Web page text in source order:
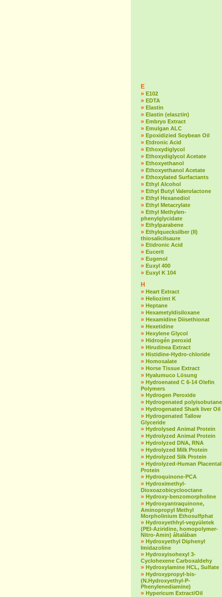
E
» E102
» EDTA
» Elastin
» Elastin (elasztin)
» Embryo Extract
» Emulgan ALC
» Epoxidizied Soybean Oil
» Etdronic Acid
» Ethoxydiglycol
» Ethoxydiglycol Acetate
» Ethoxyethanol
» Ethoxyethanol Acetate
» Ethoxylated Surfactants
» Ethyl Alcohol
» Ethyl Butyl Valerolactone
» Ethyl Hexanediol
» Ethyl Metacrylate
» Ethyl Methylen-
phenylglycidate
» Ethylparabene
» Ethylquecksilber (II)
thiosalicilsaure
» Etidronic Acid
» Eucerit
» Eugenol
» Euxyl 400
» Euxyl K 104
H
» Heart Extract
» Heliozimt K
» Heptane
» Hexametyldisiloxane
» Hexamidine Diisethionat
» Hexetidine
» Hexylene Glycol
» Hidrogén peroxid
» Hirudinea Extract
» Histidine-Hydro-chloride
» Homosalate
» Horse Tissue Extract
» Hyalumuco Lösung
» Hydroenated C 6-14 Olefin
Polymers
» Hydrogen Peroxide
» Hydrogenated polyisobutane
» Hydrogenated Shark liver Oil
» Hydrogenated Tallow
Glyceride
» Hydrolysed Animal Protein
» Hydrolyzed Animal Protein
» Hydrolyzed DNA, RNA
» Hydrolyzed Milk Protein
» Hydrolyzed Silk Protein
» Hydrolyzed-Human Placental
Protein
» Hydroquinone-PCA
» Hydroximethyl-
Dioxoazobicyclooctane
» Hydroxy-benzomorpholine
» Hydroxyantraquinone,
Aminopropyl Methyl
Morpholinium Ethosulfphat
» Hydroxyethhyl-vegyületek
(PEI-Aziridine, homopolymer-
Nitro-Amin) általában
» Hydroxyethyl Diphenyl
Imidazoline
» Hydroxyisohexyl 3-
Cyclohexene Carboxaldehy
» Hydroxylamine HCL, Sulfate
» Hydroxypropyl-bis-
(N.Hydroxyethyl-P-
Phenylenediamine)
» Hypericum Extract/Oil